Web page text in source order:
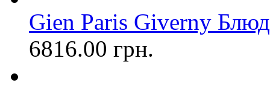
Gien Paris Giverny
6816.00 грн.